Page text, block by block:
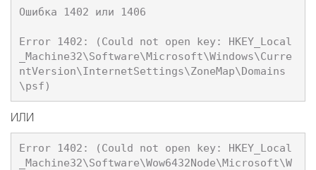
Ошибка 1402 или 1406
Error 1402: (Could not open key: HKEY_Local
_Machine32\Software\Microsoft\Windows\Curre
ntVersion\InternetSettings\ZoneMap\Domains
ИЛИ
Error 1402: (Could not open key: HKEY_Local
_Machine32\Software\Wow6432Node\Microsoft\W